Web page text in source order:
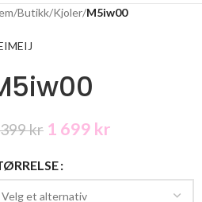
/Butikk/Kjoler/M5iw00
kr 1 699 kr